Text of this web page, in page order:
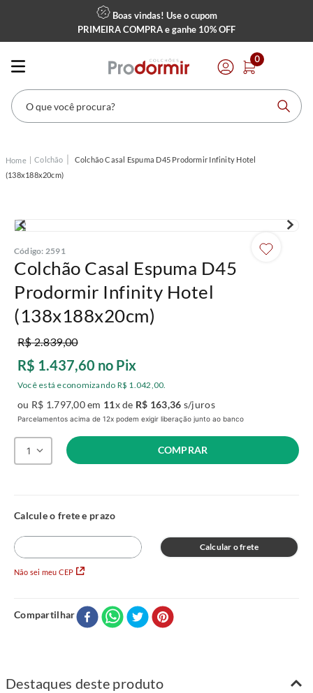
Boas vindas! Use o cupom
PRIMEIRA COMPRAe ganhe 10% OFF
0
O que você procura?
Colchão
Colchão Casal Espuma D45 Prodormir Infinity Hotel
(138x188x20cm)
Código: 2591
Colchão Casal Espuma D45
Prodormir Infinity Hotel
(138x188x20cm)
R$2.839,00
R$ 1.437,60 no Pix
Você está economizando R$ 1.042,00.
ou R$ 1.797,00em 11x de R$ 163,36 s/juros
Parcelamentos acima de 12x podem exigir liberação junto ao banco
1 COMPRAR
Não sei meu CEP
Calcular o frete
Compartilhar
Destaques deste produto